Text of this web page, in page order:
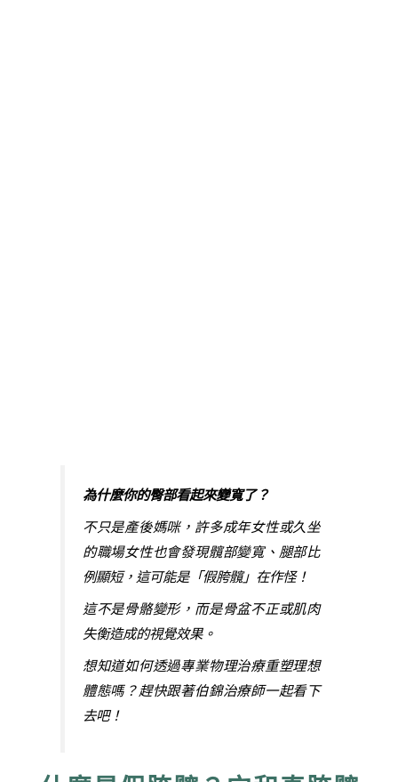
為什麼你的臀部看起來變寬了？
不只是產後媽咪，許多成年女性或久坐
的職場女性也會發現髖部變寬、腿部比
例顯短，這可能是「假胯髖」在作怪！
這不是骨骼變形，而是骨盆不正或肌肉
失衡造成的視覺效果。
想知道如何透過專業物理治療重塑理想
體態嗎？趕快跟著伯錦治療師一起看下
去吧！